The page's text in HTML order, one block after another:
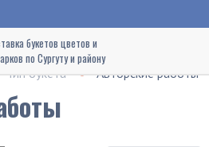
букетов цветов и
по Сургуту и району
Тип букета Авторские работы